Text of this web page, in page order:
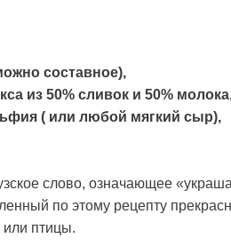
составное),
из 50% сливок и 50%
( или любой мягкий сыр),
слово, означающее
по этому рецепту
птицы.